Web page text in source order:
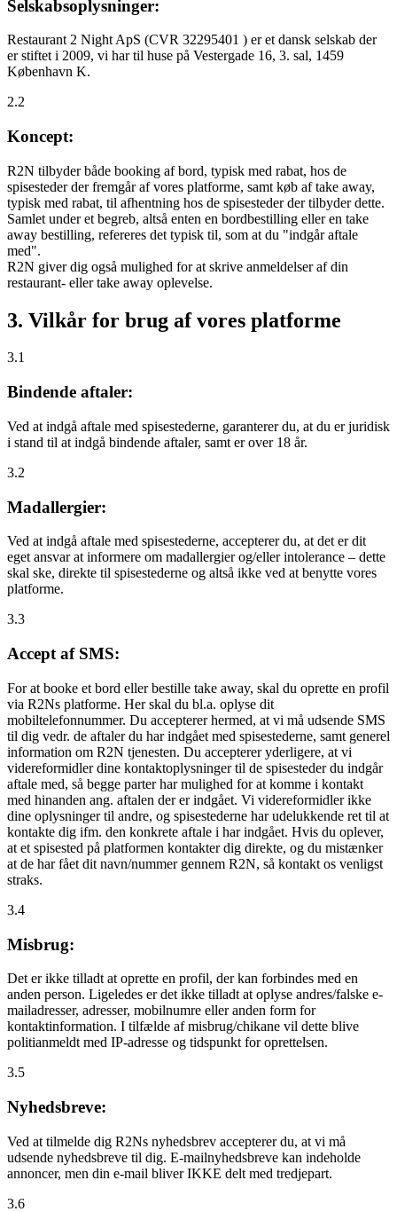
Selskabsoplysninger:
Restaurant 2 Night ApS (CVR 32295401 ) er et dansk selskab der
er stiftet i 2009, vi har til huse på Vestergade 16, 3. sal, 1459
København K.
2.2
Koncept:
R2N tilbyder både booking af bord, typisk med rabat, hos de
spisesteder der fremgår af vores platforme, samt køb af take away,
typisk med rabat, til afhentning hos de spisesteder der tilbyder dette.
Samlet under et begreb, altså enten en bordbestilling eller en take
away bestilling, refereres det typisk til, som at du "indgår aftale
med".
R2N giver dig også mulighed for at skrive anmeldelser af din
restaurant- eller take away oplevelse.
3. Vilkår for brug af vores platforme
3.1
Bindende aftaler:
Ved at indgå aftale med spisestederne, garanterer du, at du er juridisk
i stand til at indgå bindende aftaler, samt er over 18 år.
3.2
Madallergier:
Ved at indgå aftale med spisestederne, accepterer du, at det er dit
eget ansvar at informere om madallergier og/eller intolerance – dette
skal ske, direkte til spisestederne og altså ikke ved at benytte vores
platforme.
3.3
Accept af SMS:
For at booke et bord eller bestille take away, skal du oprette en profil
via R2Ns platforme. Her skal du bl.a. oplyse dit
mobiltelefonnummer. Du accepterer hermed, at vi må udsende SMS
til dig vedr. de aftaler du har indgået med spisestederne, samt generel
information om R2N tjenesten. Du accepterer yderligere, at vi
videreformidler dine kontaktoplysninger til de spisesteder du indgår
aftale med, så begge parter har mulighed for at komme i kontakt
med hinanden ang. aftalen der er indgået. Vi videreformidler ikke
dine oplysninger til andre, og spisestederne har udelukkende ret til at
kontakte dig ifm. den konkrete aftale i har indgået. Hvis du oplever,
at et spisested på platformen kontakter dig direkte, og du mistænker
at de har fået dit navn/nummer gennem R2N, så kontakt os venligst
straks.
3.4
Misbrug:
Det er ikke tilladt at oprette en profil, der kan forbindes med en
anden person. Ligeledes er det ikke tilladt at oplyse andres/falske e-
mailadresser, adresser, mobilnumre eller anden form for
kontaktinformation. I tilfælde af misbrug/chikane vil dette blive
politianmeldt med IP-adresse og tidspunkt for oprettelsen.
3.5
Nyhedsbreve:
Ved at tilmelde dig R2Ns nyhedsbrev accepterer du, at vi må
udsende nyhedsbreve til dig. E-mailnyhedsbreve kan indeholde
annoncer, men din e-mail bliver IKKE delt med tredjepart.
3.6